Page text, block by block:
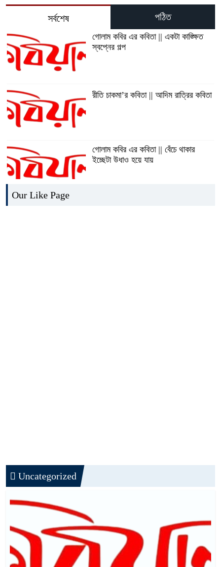
সর্বশেষ পঠিত
গোলাম কবির এর কবিতা || একটা কাঙ্ক্ষিত
স্বপ্নের গল্প
রীতি চাকমা’র কবিতা || আদিম রাত্রির কবিতা
গোলাম কবির এর কবিতা || বেঁচে থাকার
ইচ্ছেটা উধাও হয়ে যায়
সাকিব রাজু’র কবিতা || বিশ্বকাপের উন্মাদনা
৫ জুলাই কবি, সংগঠক ও সম্পাদক বাপ্পি
সাহা’র জন্মদিন
Our Like Page
Uncategorized